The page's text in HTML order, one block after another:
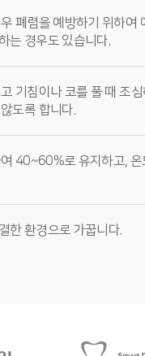
폐렴을 예방하기 위하여
는 경우도 있습니다.
기침이나 코를 풀 때 조
도록 합니다.
40~60%로 유지하고, 온
한 환경으로 가꿉니다.